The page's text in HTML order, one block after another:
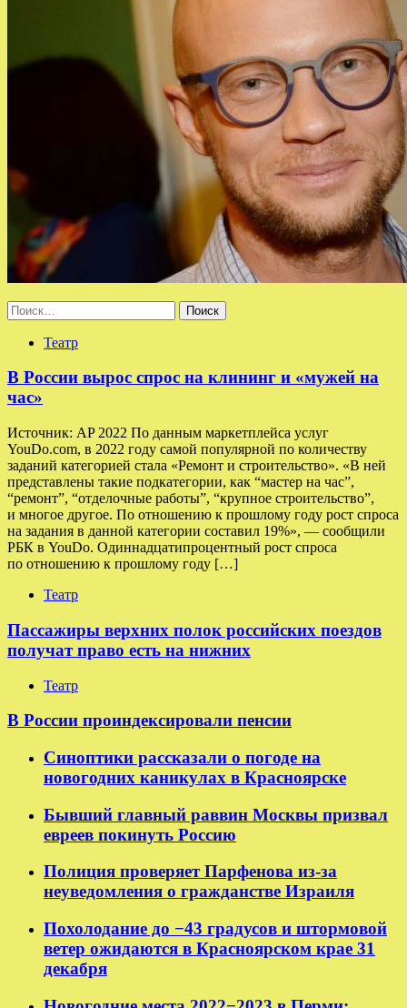
Найти:
Театр
В России вырос спрос на клининг и «мужей на
час»
Источник: AP 2022 По данным маркетплейса услуг
YouDo.com, в 2022 году самой популярной по количеству
заданий категорией стала «Ремонт и строительство». «В ней
представлены такие подкатегории, как “мастер на час”,
“ремонт”, “отделочные работы”, “крупное строительство”,
и многое другое. По отношению к прошлому году рост спроса
на задания в данной категории составил 19%», — сообщили
РБК в YouDo. Одиннадцатипроцентный рост спроса
по отношению к прошлому году […]
Театр
Пассажиры верхних полок российских поездов
получат право есть на нижних
Театр
В России проиндексировали пенсии
Синоптики рассказали о погоде на
новогодних каникулах в Красноярске
Бывший главный раввин Москвы призвал
евреев покинуть Россию
Полиция проверяет Парфенова из-за
неуведомления о гражданстве Израиля
Похолодание до −43 градусов и штормовой
ветер ожидаются в Красноярском крае 31
декабря